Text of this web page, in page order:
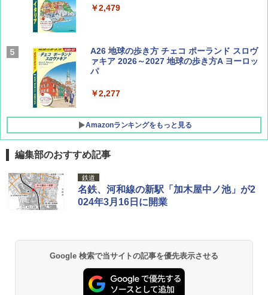
AIRLINE（エアライン）2026年9月号【特
集】ボーイング110周年を祝して！
￥2,479
A26 地球の歩き方 チェコ ポーランド スロヴ
ァキア 2026～2027 地球の歩き方A ヨーロッ
パ
￥2,277
Amazonランキングをもっと見る
[キャンパーズコレクション 山善] ポップアッ
プテント 傘みたいに広げて畳める パッとサ
ッとサンシェード キューブ フルクローズ メ
ッシュ 簡単設置 ワンタッチテント キャンプ
PYKES PEAK (パイクスピーク) 着替えテン
ト プライバシー テント 【中が透けない】 1
人用 折りたたみ 防災グッズ 災害用トイレ ビ
GRANDOOR ステンレス保冷剤 2個セット 2
026リニューアル 急速冷凍 空間倍増 衛生的
コンパクト 保冷力長持ち
BUNDOK(バンドック)ソロ ドーム 1 EX BDK
-08EX カーキ ソロキャンプ ポリエステル フ
レーム ドーム型 テント
￥14,800
編集部のおすすめ記事
鉄道
名鉄、河和線の新駅「加木屋中ノ池」が2
024年3月16日に開業
Google 検索で当サイトの記事を優先表示させる